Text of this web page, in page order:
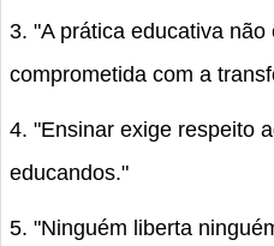
3. "A prática educativa não
comprometida com a
4. "Ensinar exige respeito
educandos."
5. "Ninguém liberta